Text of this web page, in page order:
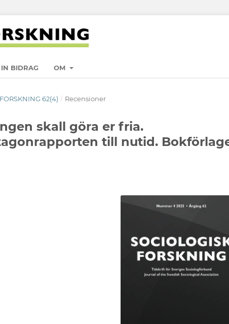
BIDRAG OM
62(4) / Recensioner
skall göra er fria.
till nutid.